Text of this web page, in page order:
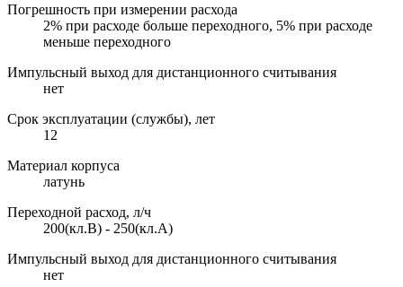
Погрешность при измерении расхода
2% при расходе больше переходного, 5% при расходе
меньше переходного
Импульсный выход для дистанционного считывания
нет
Срок эксплуатации (службы), лет
12
Материал корпуса
латунь
Переходной расход, л/ч
200(кл.В) - 250(кл.А)
Импульсный выход для дистанционного считывания
нет